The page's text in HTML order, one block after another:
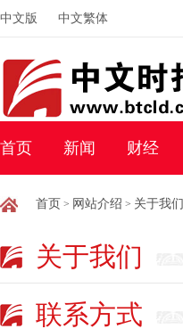
中文版 中文繁体
首页 新闻 财经
首页 > 网站介绍 > 关于我们
关于我们
联系方式